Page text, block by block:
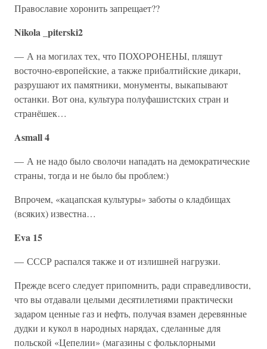
Православие хоронить запрещает??
Nikola _piterski2
— А на могилах тех, что ПОХОРОНЕНЫ, пляшут
восточно-европейские, а также прибалтийские дикари,
разрушают их памятники, монументы, выкапывают
останки. Вот она, культура полуфашистских стран и
странёшек…
Asmall 4
— А не надо было сволочи нападать на демократические
страны, тогда и не было бы проблем:)
Впрочем, «кацапская культуры» заботы о кладбищах
(всяких) известна…
Eva 15
— СССР распался также и от излишней нагрузки.
Прежде всего следует припомнить, ради справедливости,
что вы отдавали целыми десятилетиями практически
задаром ценные газ и нефть, получая взамен деревянные
дудки и кукол в народных нарядах, сделанные для
польской «Цепелии» (магазины с фольклорными